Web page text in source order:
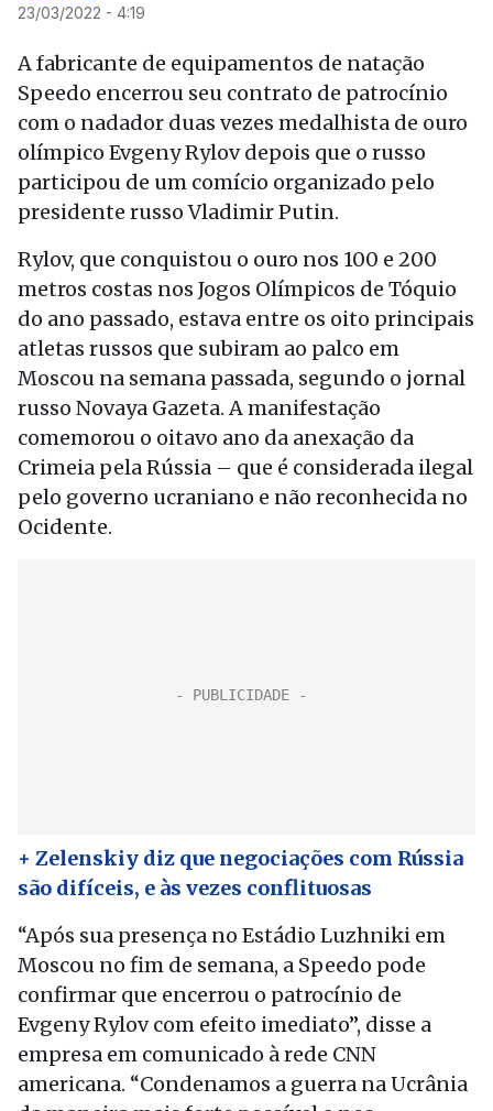
23/03/2022 - 4:19
A fabricante de equipamentos de natação
Speedo encerrou seu contrato de patrocínio
com o nadador duas vezes medalhista de ouro
olímpico Evgeny Rylov depois que o russo
participou de um comício organizado pelo
presidente russo Vladimir Putin.
Rylov, que conquistou o ouro nos 100 e 200
metros costas nos Jogos Olímpicos de Tóquio
do ano passado, estava entre os oito principais
atletas russos que subiram ao palco em
Moscou na semana passada, segundo o jornal
russo Novaya Gazeta. A manifestação
comemorou o oitavo ano da anexação da
Crimeia pela Rússia – que é considerada ilegal
pelo governo ucraniano e não reconhecida no
Ocidente.
+ Zelenskiy diz que negociações com Rússia
são difíceis, e às vezes conflituosas
“Após sua presença no Estádio Luzhniki em
Moscou no fim de semana, a Speedo pode
confirmar que encerrou o patrocínio de
Evgeny Rylov com efeito imediato”, disse a
empresa em comunicado à rede CNN
americana. “Condenamos a guerra na Ucrânia